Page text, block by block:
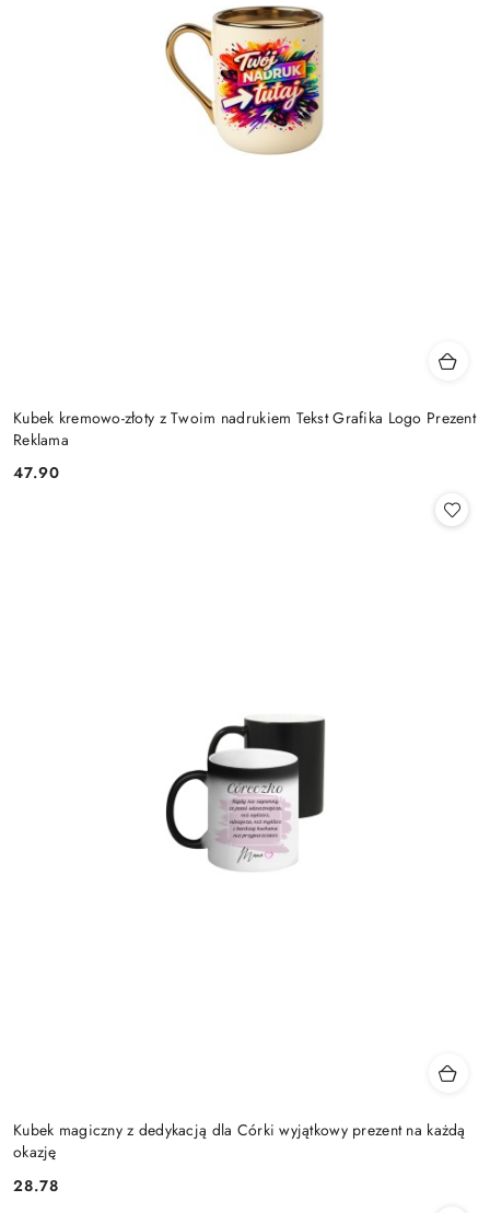
Kubek kremowo-złoty z Twoim nadrukiem Tekst Grafika Logo Prezent
Reklama
Cena:
47.90
Kubek magiczny z dedykacją dla Córki wyjątkowy prezent na każdą
okazję
Cena:
28.78